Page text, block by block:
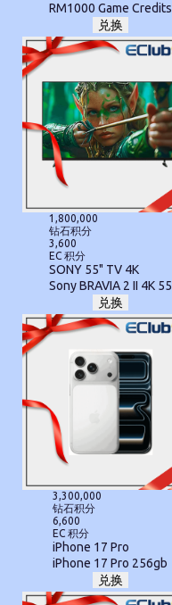
RM1000 Game Credits
兑换
1,800,000
钻石积分
3,600
EC 积分
SONY 55" TV 4K
Sony BRAVIA 2 II 4K 55
兑换
3,300,000
钻石积分
6,600
EC 积分
iPhone 17 Pro
iPhone 17 Pro 256gb
兑换